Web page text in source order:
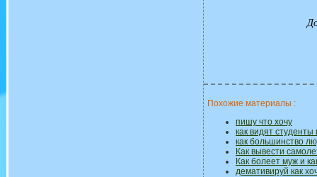
Похожие материалы :
пишу что хочу
как видят студенты
как большинство
Как вывести
Как болеет муж и
демативируй как